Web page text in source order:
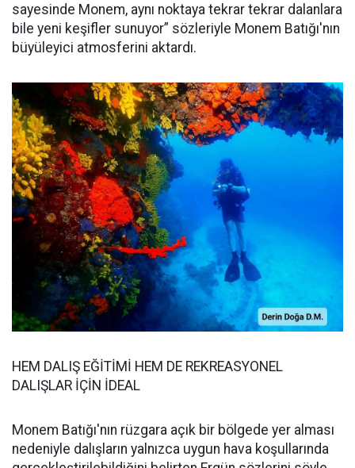
sayesinde Monem, aynı noktaya tekrar tekrar dalanlara
bile yeni keşifler sunuyor” sözleriyle Monem Batığı'nın
büyüleyici atmosferini aktardı.
HEM DALIŞ EĞİTİMİ HEM DE REKREASYONEL
DALIŞLAR İÇİN İDEAL
Monem Batığı'nın rüzgara açık bir bölgede yer alması
nedeniyle dalışların yalnızca uygun hava koşullarında